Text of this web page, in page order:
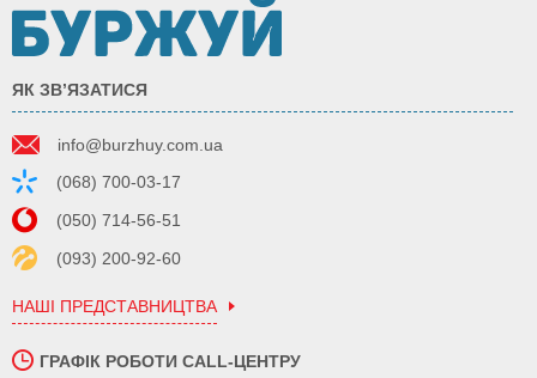
ЯК ЗВ’ЯЗАТИСЯ
info@burzhuy.com.ua
(068) 700-03-17
(050) 714-56-51
(093) 200-92-60
НАШІ ПРЕДСТАВНИЦТВА
ГРАФІК РОБОТИ CALL-ЦЕНТРУ